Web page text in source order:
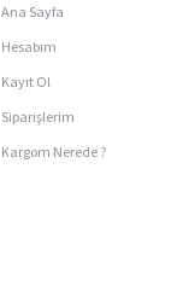
Ana Sayfa
Hesabım
Kayıt Ol
Siparişlerim
Kargom Nerede ?